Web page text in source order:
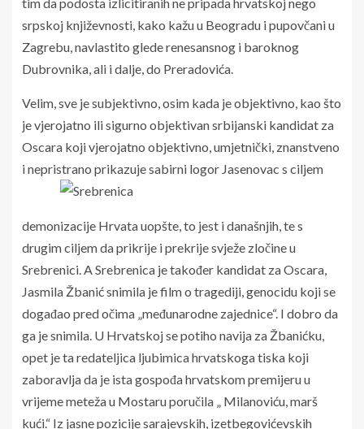
srpskoj književnosti, kako kažu u Beogradu i pupovčani u
Zagrebu, navlastito glede renesansnog i baroknog
Dubrovnika, ali i dalje, do Preradovića.
Velim, sve je subjektivno, osim kada je objektivno, kao što
je vjerojatno ili sigurno objektivan srbijanski kandidat za
Oscara koji vjerojatno objektivno, umjetnički, znanstveno
i nepristrano prikazuje sabirni logor Jasenovac s ciljem
demonizacije Hrvata uopšte, to jest i današnjih, te s
drugim ciljem da prikrije i prekrije svježe zločine u
Srebrenici. A Srebrenica je također kandidat za Oscara,
Jasmila Žbanić snimila je film o tragediji, genocidu koji se
događao pred očima „međunarodne zajednice“. I dobro da
ga je snimila. U Hrvatskoj se potiho navija za Žbanićku,
opet je ta redateljica ljubimica hrvatskoga tiska koji
zaboravlja da je ista gospođa hrvatskom premijeru u
vrijeme meteža u Mostaru poručila „ Milanoviću, marš
kući.“ Iz jasne pozicije sarajevskih, izetbegovićevskih